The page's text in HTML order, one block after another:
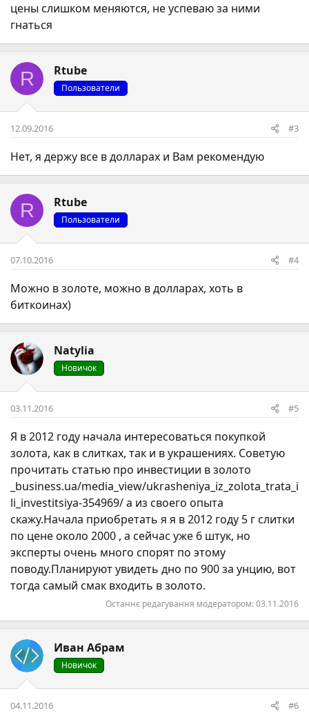
цены слишком меняются, не успеваю за ними
гнаться
R Rtube
Пользователи
12.09.2016 #3
Нет, я держу все в долларах и Вам рекомендую
R Rtube
Пользователи
07.10.2016 #4
Можно в золоте, можно в долларах, хоть в
биткоинах)
Natylia
Новичок
03.11.2016 #5
Я в 2012 году начала интересоваться покупкой
золота, как в слитках, так и в украшениях. Советую
прочитать статью про инвестиции в золото
_business.ua/media_view/ukrasheniya_iz_zolota_trata_i
li_investitsiya-354969/ а из своего опыта
скажу.Начала приобретать я я в 2012 году 5 г слитки
по цене около 2000 , а сейчас уже 6 штук, но
эксперты очень много спорят по этому
поводу.Планируют увидеть дно по 900 за унцию, вот
тогда самый смак входить в золото.
Останнє редагування модератором:03.11.2016
Иван Абрам
Новичок
04.11.2016 #6